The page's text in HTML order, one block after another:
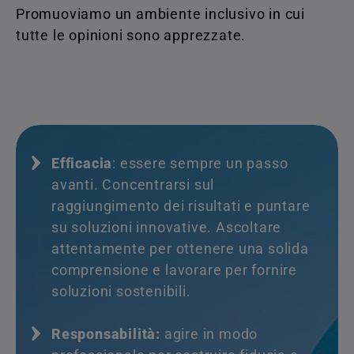
Promuoviamo un ambiente inclusivo in cui
tutte le opinioni sono apprezzate.
Efficacia: essere sempre un passo
avanti. Concentrarsi sul
raggiungimento dei risultati e puntare
su soluzioni innovative. Ascoltare
attentamente per ottenere una solida
comprensione e lavorare per fornire
soluzioni sostenibili.
Responsabilità: agire in modo